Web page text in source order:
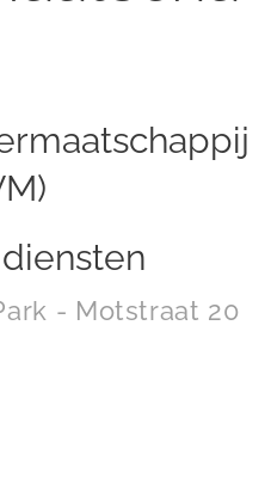
- Motstraat 20